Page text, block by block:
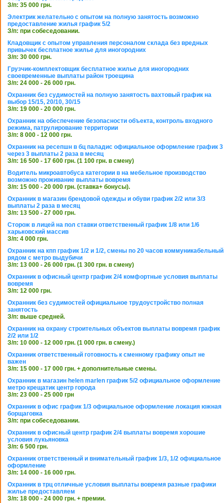
З/п: 35 000 грн.
Электрик желательно с опытом на полную занятость возможно
предоставление жилья график 5/2
З/п: при собеседовании.
Кладовщик с опытом управления персоналом склада без вредных
привычек бесплатное жилье для иногородних
З/п: 30 000 грн.
Грузчик-комплектовщик бесплатное жилье для иногородних
своевременные выплаты район троещина
З/п: 24 000 - 26 000 грн.
Охранник без судимостей на полную занятость вахтовый график на
выбор 15/15, 20/10, 30/15
З/п: 19 000 - 20 000 грн.
Охранник на обеспечение безопасности объекта, контроль входного
режима, патрулирование территории
З/п: 8 000 - 12 000 грн.
Охранник на ресепшн в бц паладис официальное оформление график 3
через 3 выплаты 2 раза в месяц
З/п: 16 500 - 17 600 грн. (1 100 грн. в смену)
Водитель микроавтобуса категории в на мебельное производство
возможно проживание выплаты вовремя
З/п: 15 000 - 20 000 грн. (ставка+ бонусы).
Охранник в магазин брендовой одежды и обуви график 2/2 или 3/3
выплаты 2 раза в месяц
З/п: 13 500 - 27 000 грн.
Сторож в лицей на пол ставки ответственный график 1/8 или 1/6
харьковский массив
З/п: 4 000 грн.
Охранник на кпп график 1/2 и 1/2, смены по 20 часов коммуникабельный
рядом с метро выдубичи
З/п: 13 000 - 26 000 грн. (1 300 грн. в смену)
Охранник в офисный центр график 2/4 комфортные условия выплаты
вовремя
З/п: 12 000 грн.
Охранник без судимостей официальное трудоустройство полная
занятость
З/п: выше средней.
Охранник на охрану строительных объектов выплаты вовремя график
2/2 или 1/2
З/п: 10 000 - 12 000 грн. (1 000 грн. в смену.)
Охранник ответственный готовность к сменному графику опыт не
важен
З/п: 15 000 - 17 000 грн. + дополнительные смены.
Охранник в магазин helen marlen график 5/2 официальное оформление
метро крещатик центр города
З/п: 23 000 - 25 000 грн
Охранник в офис график 1/3 официальное оформление локация южная
борщаговка
З/п: при собеседовании.
Охранник в офисный центр график 2/4 выплаты вовремя хорошие
условия лукьяновка
З/п: 6 500 грн.
Охранник ответственный и внимательный график 1/3, 1/2 официальное
оформление
З/п: 14 000 - 16 000 грн.
Охранник в трц отличные условия выплаты вовремя разные графики
жилье предоставляем
З/п: 18 000 - 24 000 грн. + премии.